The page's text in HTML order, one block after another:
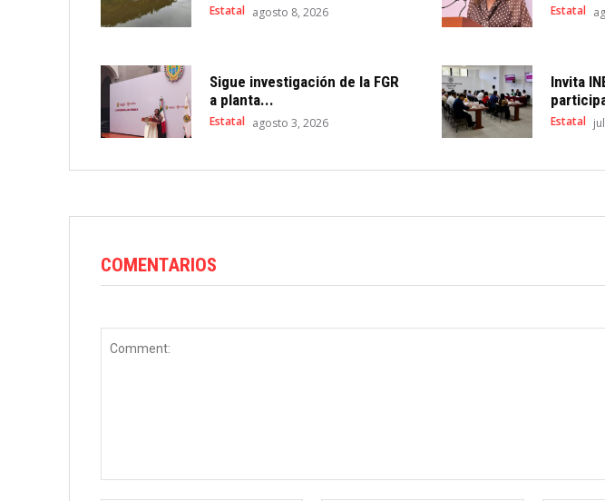
Estatal agosto 8, 2026 Estatal
Sigue investigación de la FGR
a planta...
Estatal agosto 3, 2026
Invita
Estatal
COMENTARIOS